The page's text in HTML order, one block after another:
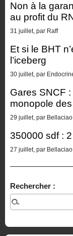
Non à la
au profit du
31 juillet, par Raff
Et si le BHT
l’iceberg
30 juillet, par
Gares SNCF
monopole
29 juillet, par Bellaciao
350000 sdf :
27 juillet, par Bellaciao
Rechercher :